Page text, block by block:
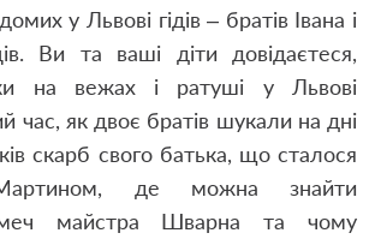
у Львові гідів – братів Івана і
Ви та ваші діти довідаєтеся,
на вежах і ратуші у Львові
час, як двоє братів шукали на дні
скарб свого батька, що сталося
де можна знайти
меч майстра Шварна та чому